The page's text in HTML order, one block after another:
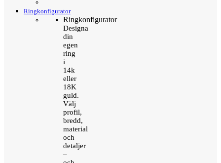
Ringkonfigurator
Ringkonfigurator
Designa
din
egen
ring
i
14k
eller
18K
guld.
Välj
profil,
bredd,
material
och
detaljer
–